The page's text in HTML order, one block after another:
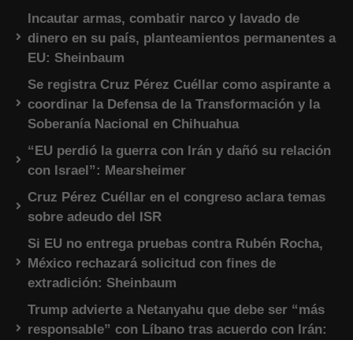
Incautar armas, combatir narco y lavado de
dinero en su país, planteamientos permanentes a
EU: Sheinbaum
Se registra Cruz Pérez Cuéllar como aspirante a
coordinar la Defensa de la Transformación y la
Soberanía Nacional en Chihuahua
“EU perdió la guerra con Irán y dañó su relación
con Israel”: Mearsheimer
Cruz Pérez Cuéllar en el congreso aclara temas
sobre adeudo del ISR
Si EU no entrega pruebas contra Rubén Rocha,
México rechazará solicitud con fines de
extradición: Sheinbaum
Trump advierte a Netanyahu que debe ser “más
responsable” con Líbano tras acuerdo con Irán: